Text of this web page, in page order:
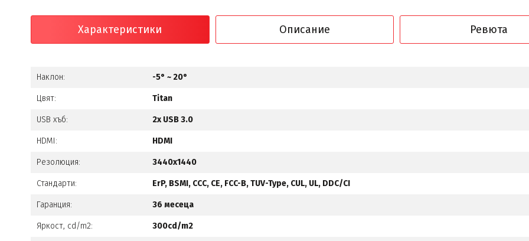
Характеристики Описание Ревюта
Наклон: -5° ~ 20°
Цвят: Titan
USB хъб: 2x USB 3.0
HDMI: HDMI
Резолюция: 3440x1440
Стандарти: ErP, BSMI, CCC, CE, FCC-B, TUV-Type, CUL, UL, DDC/CI
Гаранция: 36 месеца
Яркост, cd/m2: 300cd/m2